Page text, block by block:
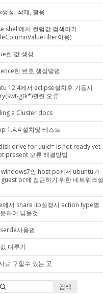
성, 삭제, 활용
shell에서 컬럼값 검색하기
이용)
한 값 생성
한 번호 생성방법
12.4에서 eclipse설치후 기동시
gtk*)관련 오류
a Cluster docs
1.4.4 설치및 테스트
drive for uuid= is not ready yet
present 오류 해결방법
windows7인 host pc에서 ubuntu가
pc에 접근하기 위한 네트워크설
에서 share lib설정시 action type별
하여 넣을것
사용법
다루기
료 구할수 있는 곳
검색